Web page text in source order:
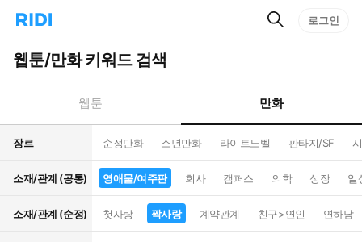
리
홈
으
턴
트
검
로그인
웹툰/만화 키워드 검색
웹툰 만화
장르 순정만화 소년만화 라이트노벨 판타지/SF
소재/관계 (공통) 영애물/여주판 회사 캠퍼스 의학 성장 일
소재/관계 (순정) 첫사랑 짝사랑 계약관계 친구>연인 연하남